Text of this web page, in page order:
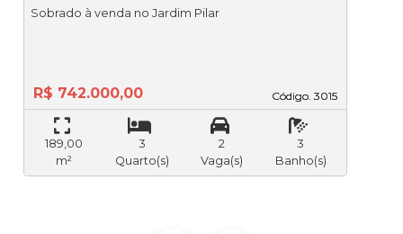
Código. 3015
Código. 3015
Sobrado à venda no Jardim Pilar
R$ 742.000,00
189,00
m²
3
Quarto(s)
2
Vaga(s)
3
Banho(s)